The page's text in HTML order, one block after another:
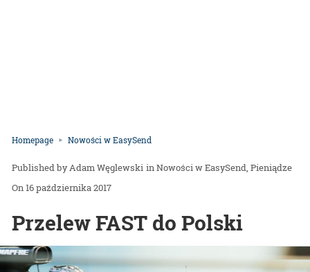
Homepage Nowości w EasySend
Adam Węglewski inNowości w EasySend Pieniądze
On 16 października 2017
Przelew FAST do Polski